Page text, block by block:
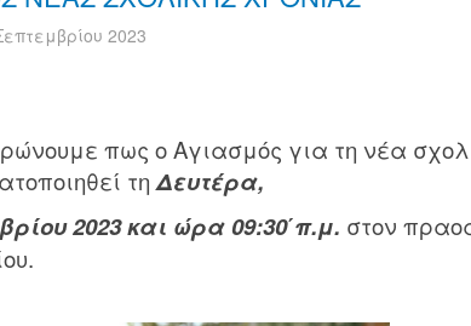
2023
πως ο Αγιασμός για τη νέα
τη Δευτέρα,
2023 και ώρα 09:30΄π.μ. στον